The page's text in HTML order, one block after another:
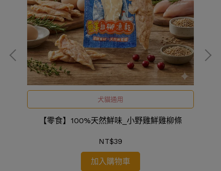
犬貓通用
【零食】100%天然鮮味_小野雞鮮雞柳條
NT$39
加入購物車